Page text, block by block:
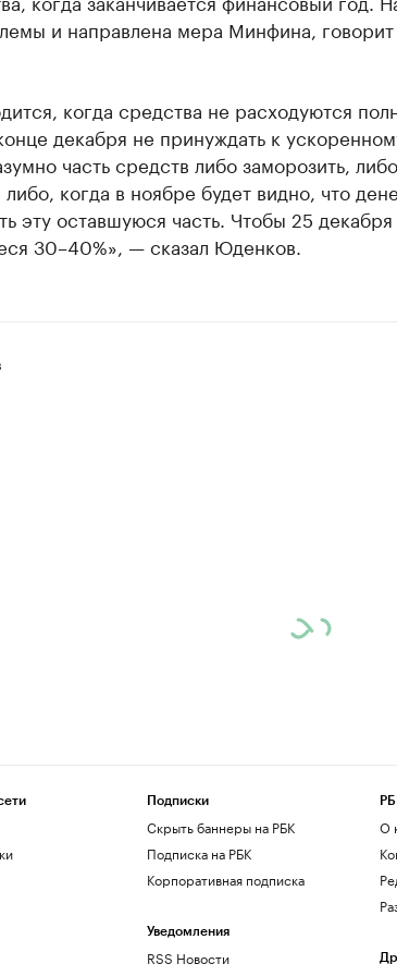
и направлена мера Минфина, говорит
когда средства не расходуются
декабря не принуждать к
часть средств либо заморозить, либо
когда в ноябре будет видно, что
эту оставшуюся часть. Чтобы 25
30–40%», — сказал Юденков.
Подписки
Скрыть баннеры на РБК
Подписка на РБК
Корпоративная подписка
Уведомления
RSS Новости
О